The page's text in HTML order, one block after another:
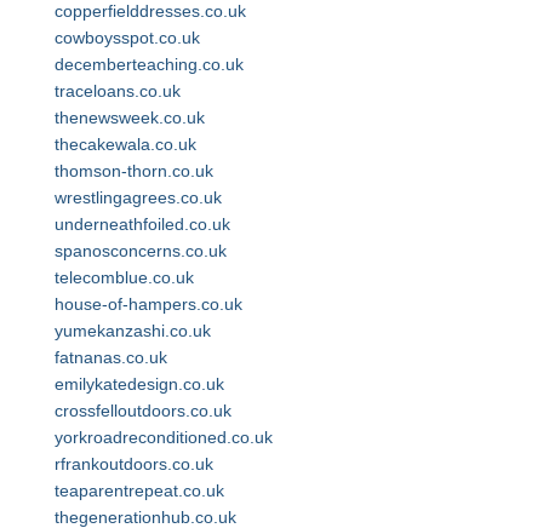
copperfielddresses.co.uk
cowboysspot.co.uk
decemberteaching.co.uk
traceloans.co.uk
thenewsweek.co.uk
thecakewala.co.uk
thomson-thorn.co.uk
wrestlingagrees.co.uk
underneathfoiled.co.uk
spanosconcerns.co.uk
telecomblue.co.uk
house-of-hampers.co.uk
yumekanzashi.co.uk
fatnanas.co.uk
emilykatedesign.co.uk
crossfelloutdoors.co.uk
yorkroadreconditioned.co.uk
rfrankoutdoors.co.uk
teaparentrepeat.co.uk
thegenerationhub.co.uk